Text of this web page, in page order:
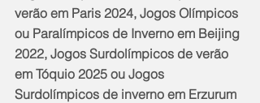
verão em Paris 2024, Jogos Olímpicos
ou Paralímpicos de Inverno em Beijing
2022, Jogos Surdolímpicos de verão
em Tóquio 2025 ou Jogos
Surdolímpicos de inverno em Erzurum